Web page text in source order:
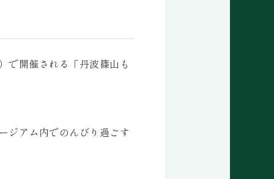
で開催される「丹波篠山も
ジアム内でのんびり過ごす